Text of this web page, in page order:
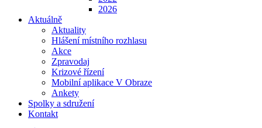
2026
Aktuálně
Aktuality
Hlášení místního rozhlasu
Akce
Zpravodaj
Krizové řízení
Mobilní aplikace V Obraze
Ankety
Spolky a sdružení
Kontakt